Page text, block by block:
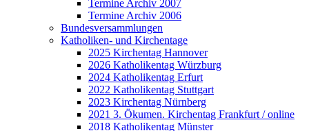
Termine Archiv 2007
Termine Archiv 2006
Bundesversammlungen
Katholiken- und Kirchentage
2025 Kirchentag Hannover
2026 Katholikentag Würzburg
2024 Katholikentag Erfurt
2022 Katholikentag Stuttgart
2023 Kirchentag Nürnberg
2021 3. Ökumen. Kirchentag Frankfurt / online
2018 Katholikentag Münster